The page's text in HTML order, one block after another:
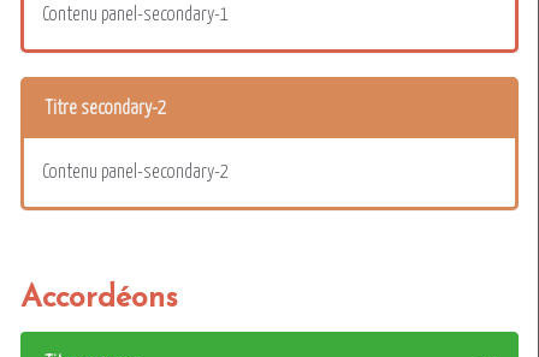
Contenu panel-secondary-1
Titre secondary-2
Contenu panel-secondary-2
Accordéons